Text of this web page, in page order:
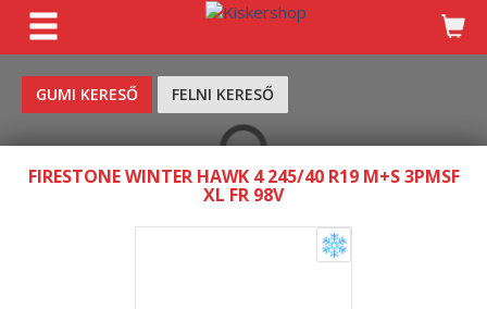
GUMI KERESŐ FELNI KERESŐ
FIRESTONE WINTER HAWK 4 245/40 R19 M+S 3PMSF
XL FR 98V